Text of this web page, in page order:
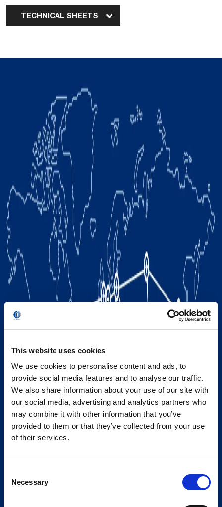
This website uses cookies
We use cookies to personalise content and ads, to
provide social media features and to analyse our traffic.
We also share information about your use of our site with
our social media, advertising and analytics partners who
may combine it with other information that you’ve
provided to them or that they’ve collected from your use
of their services.
Selection
Necessary
TECHNICAL SHEETS